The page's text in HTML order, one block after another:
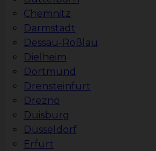
Chemnitz
Darmstadt
Dessau-Roßlau
Dielheim
Dortmund
Drensteinfurt
Drezno
Duisburg
Düsseldorf
Erfurt